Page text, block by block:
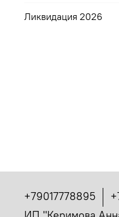
Ликвидация 2026
+79017778895